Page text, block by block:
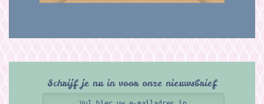
Schrijf je nu in voor onze nieuwsbrief